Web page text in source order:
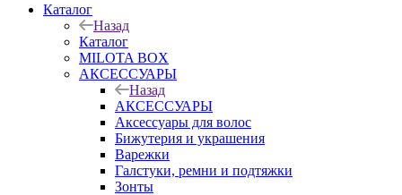
Каталог
Назад
Каталог
MILOTA BOX
АКСЕССУАРЫ
Назад
АКСЕССУАРЫ
Аксессуары для волос
Бижутерия и украшения
Варежки
Галстуки, ремни и подтяжки
Зонты